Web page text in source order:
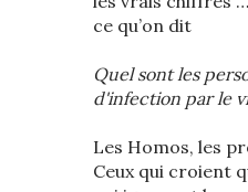
ce qu’on dit
Quel sont les
d'infection par le
Les Homos, les
Ceux qui croient